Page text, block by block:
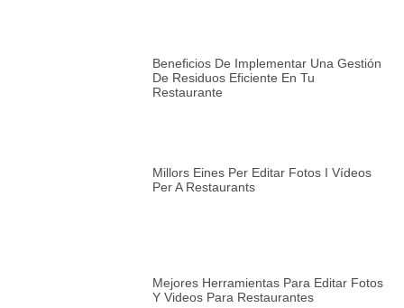
Beneficios De Implementar Una Gestión
De Residuos Eficiente En Tu
Restaurante
Millors Eines Per Editar Fotos I Vídeos
Per A Restaurants
Mejores Herramientas Para Editar Fotos
Y Videos Para Restaurantes